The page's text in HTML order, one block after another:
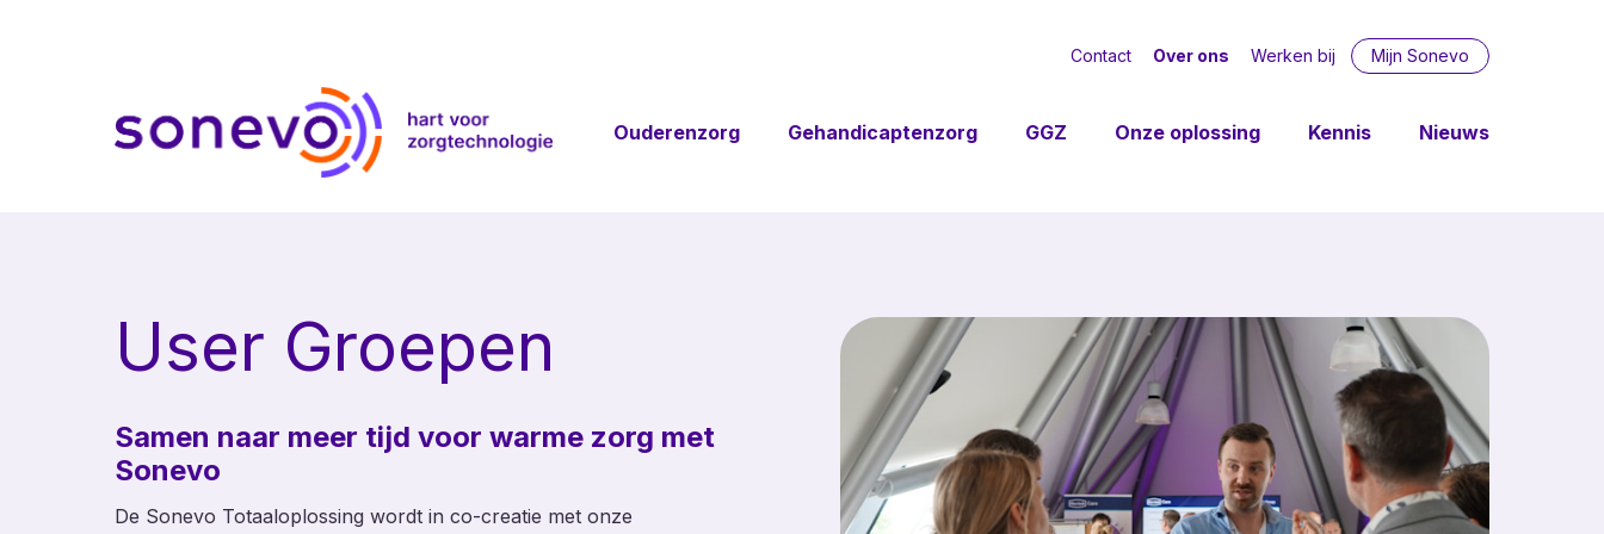
Contact Over ons Werken bij Mijn Sonevo
Ouderenzorg Gehandicaptenzorg GGZ Onze oplossing
Sonevo
Inzicht
Sonevo
Portal
Persoonsbeveiliging
Leefstijlmonitoring
Stille ontruiming
(NEN 2575-4)
Toegangsbeheer
Kennis Nieuws
User Groepen
Samen naar meer tijd voor warme zorg met
Sonevo
De Sonevo Totaaloplossing wordt in co-creatie met onze